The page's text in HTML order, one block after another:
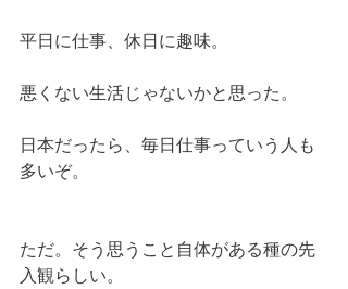
平日に仕事、休日に趣味。
悪くない生活じゃないかと思った。
日本だったら、毎日仕事っていう人も
多いぞ。
ただ。そう思うこと自体がある種の先
入観らしい。